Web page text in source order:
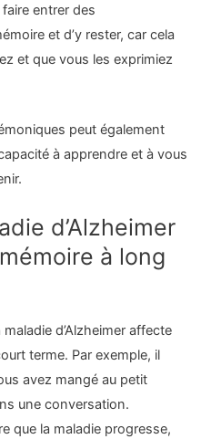
entrer des
et d’y rester, car cela
et que vous les exprimiez
peut également
à apprendre et à vous
d’Alzheimer
à long
d’Alzheimer affecte
terme. Par exemple, il
avez mangé au petit
une conversation.
que la maladie progresse,